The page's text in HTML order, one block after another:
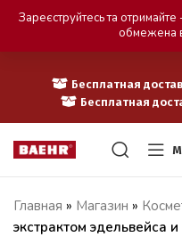
Бесплатная
Бесплатная
Главная » Магазин »
экстрактом эдельвейса
Зареєструйтесь та
обмежена в